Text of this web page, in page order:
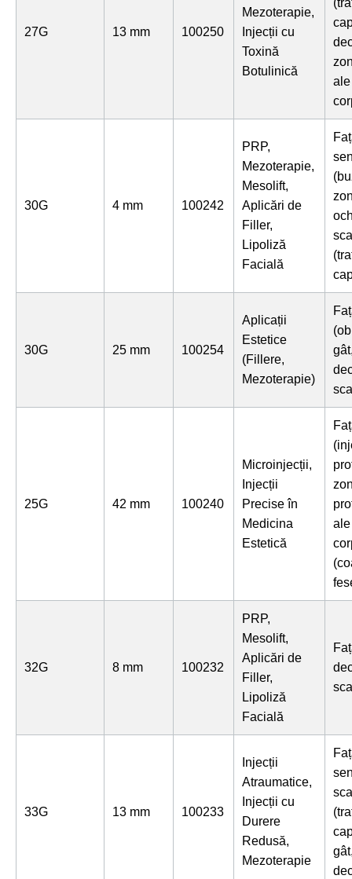
27G 13 mm 100250
Mezoterapie,
Injecții cu
Toxină
Botulinică
ale
30G 4 mm 100242
PRP,
Mezoterapie,
Mesolift,
Aplicări de
Filler,
Lipoliză
Facială
30G 25 mm 100254
Aplicații
Estetice
(Fillere,
Mezoterapie)
25G 42 mm 100240
Microinjecții,
Injecții
Precise în
Medicina
Estetică
ale
32G 8 mm 100232
PRP,
Mesolift,
Aplicări de
Filler,
Lipoliză
Facială
33G 13 mm 100233
Injecții
Atraumatice,
Injecții cu
Durere
Redusă,
Mezoterapie